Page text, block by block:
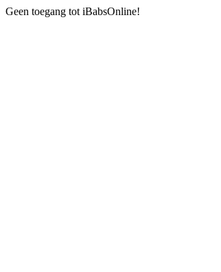
Geen toegang tot iBabsOnline!